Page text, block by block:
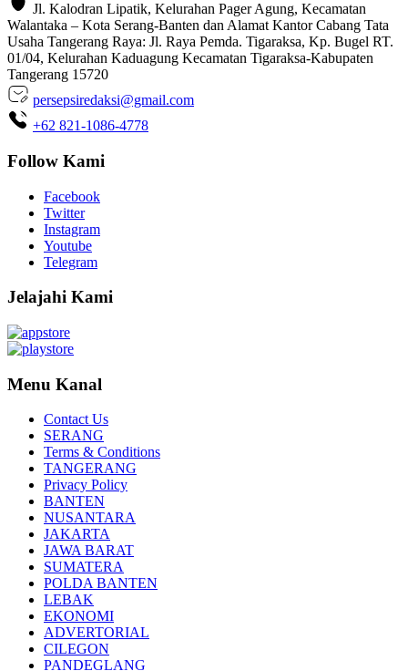
Jl. Kalodran Lipatik, Kelurahan Pager Agung, Kecamatan
Walantaka – Kota Serang-Banten dan Alamat Kantor Cabang Tata
Usaha Tangerang Raya: Jl. Raya Pemda. Tigaraksa, Kp. Bugel RT.
01/04, Kelurahan Kaduagung Kecamatan Tigaraksa-Kabupaten
Tangerang 15720
persepsiredaksi@gmail.com
+62 821-1086-4778
Follow Kami
Facebook
Twitter
Instagram
Youtube
Telegram
Jelajahi Kami
Menu Kanal
Contact Us
SERANG
Terms & Conditions
TANGERANG
Privacy Policy
BANTEN
NUSANTARA
JAKARTA
JAWA BARAT
SUMATERA
POLDA BANTEN
LEBAK
EKONOMI
ADVERTORIAL
CILEGON
PANDEGLANG